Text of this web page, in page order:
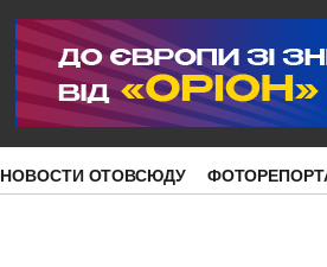
НОВОСТИ ОТОВСЮДУ